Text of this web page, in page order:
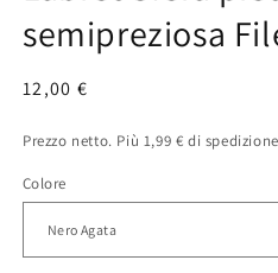
semipreziosa
Prezzo
12,00 €
Prezzo netto. Più 1,99 € di
Colore